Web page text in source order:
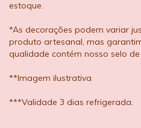
estoque.
*As decorações podem variar
produto artesanal, mas
qualidade contém nosso selo
**Imagem ilustrativa
***Validade 3 dias refrigerada.